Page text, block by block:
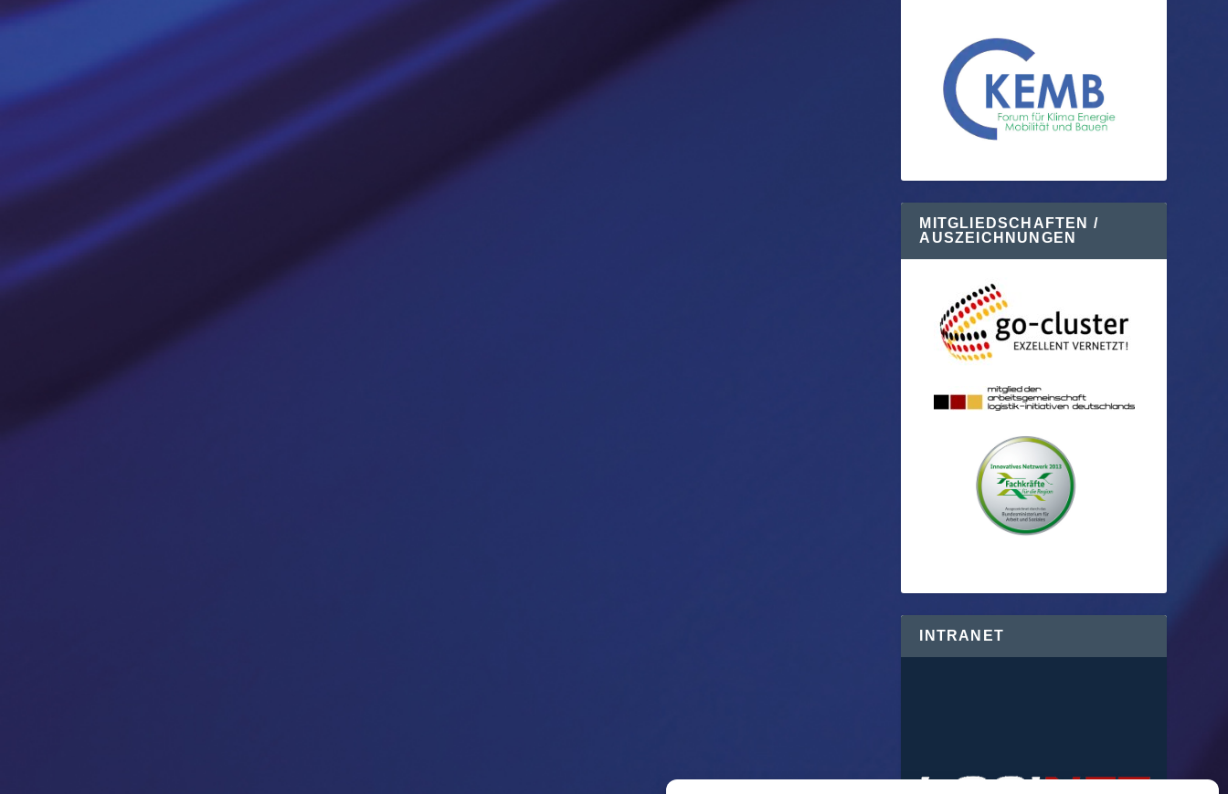
MITGLIEDSCHAFTEN /
AUSZEICHNUNGEN
INTRANET